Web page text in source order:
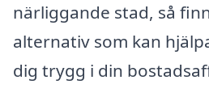
närliggande stad, så
alternativ som kan
dig trygg i din